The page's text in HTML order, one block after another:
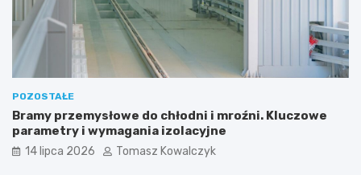
POZOSTAŁE
Bramy przemysłowe do chłodni i mroźni. Kluczowe
parametry i wymagania izolacyjne
14 lipca 2026 Tomasz Kowalczyk